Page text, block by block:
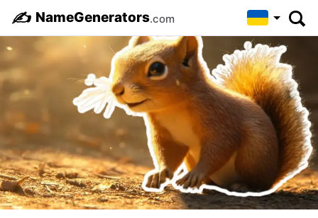
✍️ NameGenerators.com